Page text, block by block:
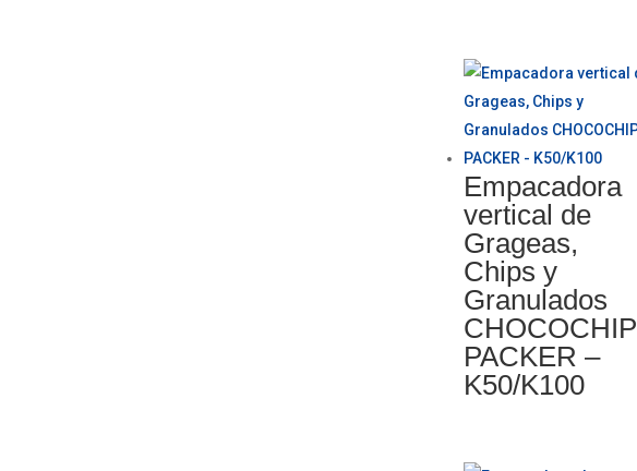
Empacadora
vertical de
Grageas,
Chips y
Granulados
CHOCOCHIP
PACKER –
K50/K100